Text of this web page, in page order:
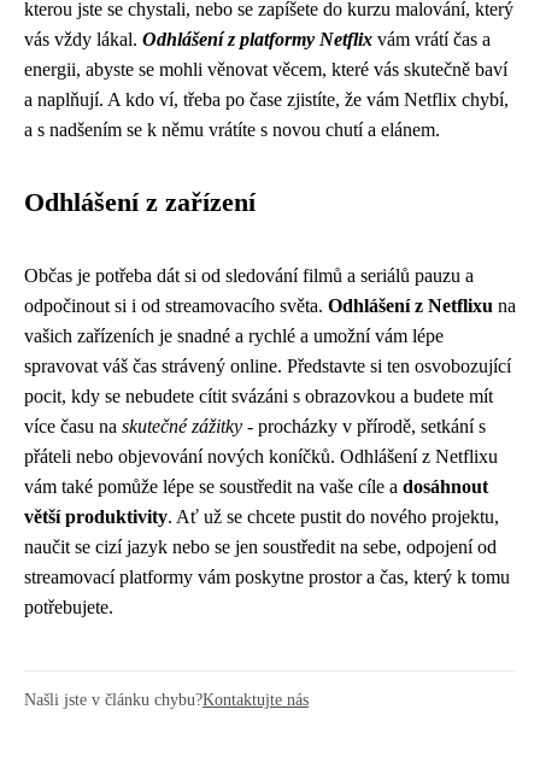
kterou jste se chystali, nebo se zapíšete do kurzu malování, který
vás vždy lákal. Odhlášení z platformy Netflix vám vrátí čas a
energii, abyste se mohli věnovat věcem, které vás skutečně baví
a naplňují. A kdo ví, třeba po čase zjistíte, že vám Netflix chybí,
a s nadšením se k němu vrátíte s novou chutí a elánem.
Odhlášení z zařízení
Občas je potřeba dát si od sledování filmů a seriálů pauzu a
odpočinout si i od streamovacího světa. Odhlášení z Netflixu na
vašich zařízeních je snadné a rychlé a umožní vám lépe
spravovat váš čas strávený online. Představte si ten osvobozující
pocit, kdy se nebudete cítit svázáni s obrazovkou a budete mít
více času na skutečné zážitky - procházky v přírodě, setkání s
přáteli nebo objevování nových koníčků. Odhlášení z Netflixu
vám také pomůže lépe se soustředit na vaše cíle a dosáhnout
větší produktivity. Ať už se chcete pustit do nového projektu,
naučit se cizí jazyk nebo se jen soustředit na sebe, odpojení od
streamovací platformy vám poskytne prostor a čas, který k tomu
potřebujete.
Našli jste v článku chybu?Kontaktujte nás